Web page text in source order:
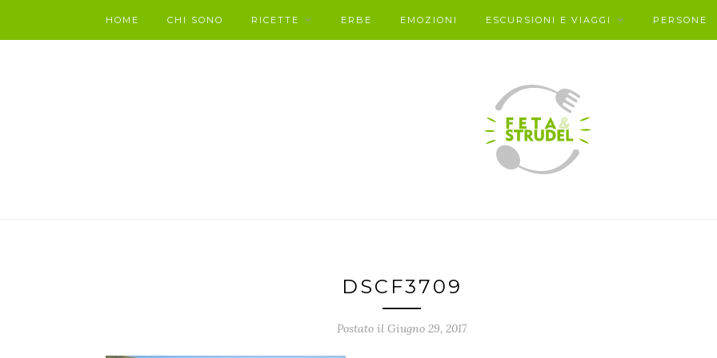
HOME CHI SONO RICETTE ERBE EMOZIONI ESCURSIONI E VIAGGI PERSONE
DSCF3709
Postato il Giugno 29, 2017